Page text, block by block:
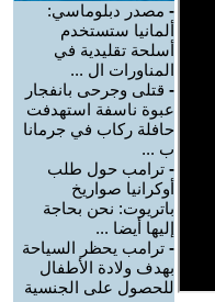
- مصدر دبلوماسي:
ألمانيا ستستخدم
أسلحة تقليدية في
المناورات ال ...
- قتلى وجرحى بانفجار
عبوة ناسفة استهدفت
حافلة ركاب في جرمانا
ب ...
- ترامب حول طلب
أوكرانيا صواريخ
باتريوت: نحن بحاجة
إليها أيضا ...
- ترامب يحظر السياحة
بهدف ولادة الأطفال
للحصول على الجنسية